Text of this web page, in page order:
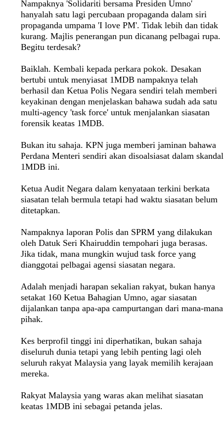
Nampaknya 'Solidariti bersama Presiden Umno'
hanyalah satu lagi percubaan propaganda dalam siri
propaganda umpama 'I love PM'. Tidak lebih dan tidak
kurang. Majlis penerangan pun dicanang pelbagai rupa.
Begitu terdesak?
Baiklah. Kembali kepada perkara pokok. Desakan
bertubi untuk menyiasat 1MDB nampaknya telah
berhasil dan Ketua Polis Negara sendiri telah memberi
keyakinan dengan menjelaskan bahawa sudah ada satu
multi-agency 'task force' untuk menjalankan siasatan
forensik keatas 1MDB.
Bukan itu sahaja. KPN juga memberi jaminan bahawa
Perdana Menteri sendiri akan disoalsiasat dalam skandal
1MDB ini.
Ketua Audit Negara dalam kenyataan terkini berkata
siasatan telah bermula tetapi had waktu siasatan belum
ditetapkan.
Nampaknya laporan Polis dan SPRM yang dilakukan
oleh Datuk Seri Khairuddin tempohari juga berasas.
Jika tidak, mana mungkin wujud task force yang
dianggotai pelbagai agensi siasatan negara.
Adalah menjadi harapan sekalian rakyat, bukan hanya
setakat 160 Ketua Bahagian Umno, agar siasatan
dijalankan tanpa apa-apa campurtangan dari mana-mana
pihak.
Kes berprofil tinggi ini diperhatikan, bukan sahaja
diseluruh dunia tetapi yang lebih penting lagi oleh
seluruh rakyat Malaysia yang layak memilih kerajaan
mereka.
Rakyat Malaysia yang waras akan melihat siasatan
keatas 1MDB ini sebagai petanda jelas.